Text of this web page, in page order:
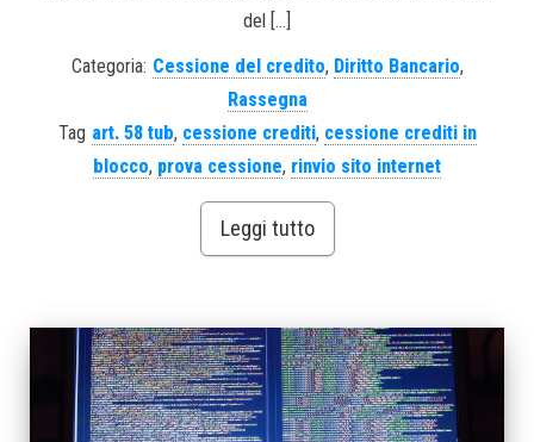
del […]
Categoria: Cessione del credito, Diritto Bancario,
Rassegna
Tag art. 58 tub, cessione crediti, cessione crediti in
blocco, prova cessione, rinvio sito internet
Leggi tutto